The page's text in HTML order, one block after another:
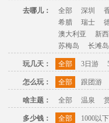
去哪儿： 全部 深圳
希腊
瑞士
澳大利亚
新
苏梅岛
长滩岛
玩几天： 全部 3日游
怎么玩： 全部 跟团游
啥主题： 全部 温泉
多少钱： 全部 1000以下